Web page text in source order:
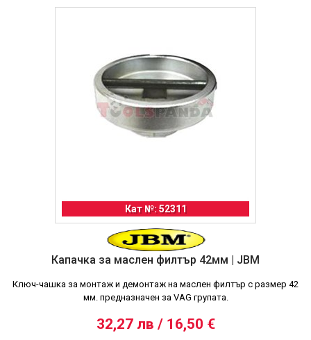
Кат №: 52311
Капачка за маслен филтър 42мм | JBM
Ключ-чашка за монтаж и демонтаж на маслен филтър с размер 42
мм. предназначен за VAG групата.
32,27 лв / 16,50 €